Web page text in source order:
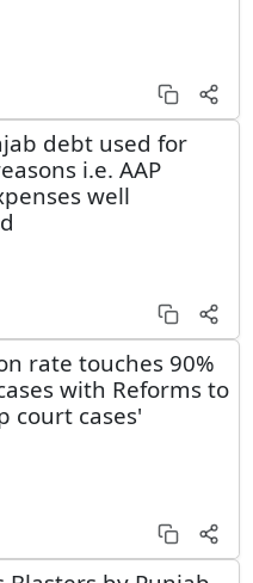
debt used for
i.e. AAP
well
rate touches 90%
with Reforms to
court cases'